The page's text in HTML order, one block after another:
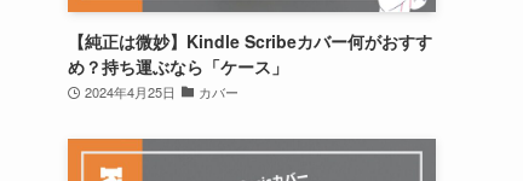
【純正は微妙】Kindle Scribeカバー何がおすす
め？持ち運ぶなら「ケース」
2024年4月25日 カバー